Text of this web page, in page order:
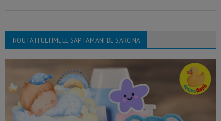
NOUTATI ULTIMELE SAPTAMANI DE SARCINA